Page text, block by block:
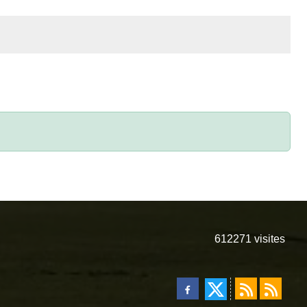
612271 visites